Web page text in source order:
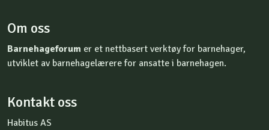
Om oss
Barnehageforum er et nettbasert verktøy for barnehager,
utviklet av barnehagelærere for ansatte i barnehagen.
Kontakt oss
Habitus AS